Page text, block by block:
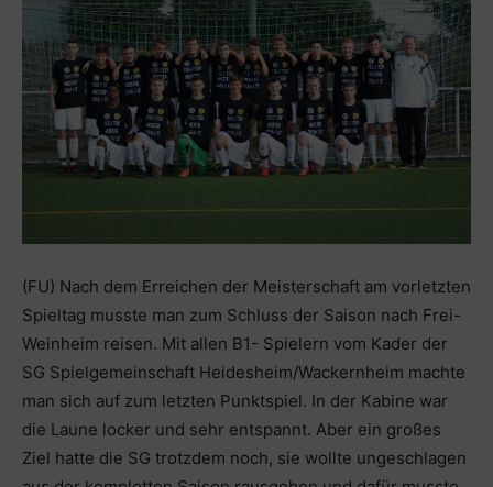
(FU) Nach dem Erreichen der Meisterschaft am vorletzten
Spieltag musste man zum Schluss der Saison nach Frei-
Weinheim reisen. Mit allen B1- Spielern vom Kader der
SG Spielgemeinschaft Heidesheim/Wackernheim machte
man sich auf zum letzten Punktspiel. In der Kabine war
die Laune locker und sehr entspannt. Aber ein großes
Ziel hatte die SG trotzdem noch, sie wollte ungeschlagen